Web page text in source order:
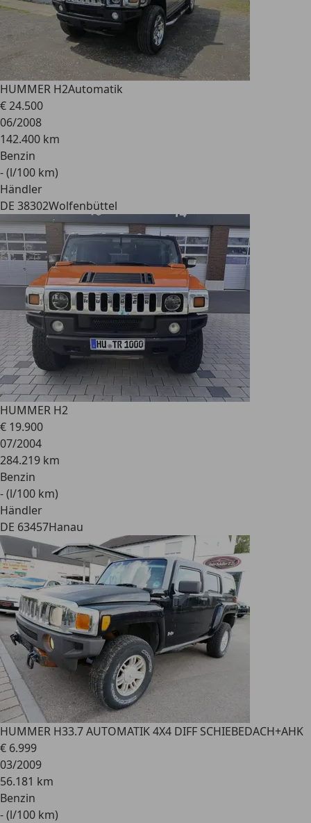
HUMMER H2Automatik
€ 24.500
06/2008
142.400 km
Benzin
- (l/100 km)
Händler
DE 38302Wolfenbüttel
HUMMER H2
€ 19.900
07/2004
284.219 km
Benzin
- (l/100 km)
Händler
DE 63457Hanau
HUMMER H33.7 AUTOMATIK 4X4 DIFF SCHIEBEDACH+AHK
€ 6.999
03/2009
56.181 km
Benzin
- (l/100 km)